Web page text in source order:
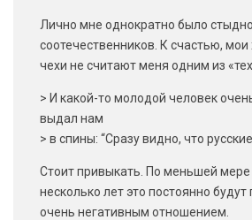
Лично мне однократно было
соотечественников. К счастью,
чехи не считают меня одним из «тех
> И какой-то молодой человек
выдал нам
> в спины: “Сразу видно, что
Стоит привыкать. По меньшей
несколько лет это постоянно будут
очень негативным отношением.